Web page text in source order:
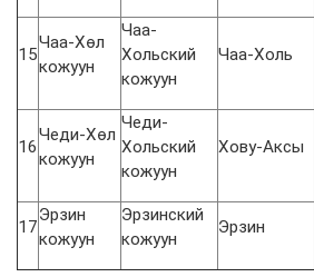
15
Чаа-Хөл
кожуун
Чаа-
Хольский
кожуун
Чаа-Холь
16
Чеди-Хөл
кожуун
Чеди-
Хольский
кожуун
Хову-Аксы
17
Эрзин
кожуун
Эрзинский
кожуун
Эрзин